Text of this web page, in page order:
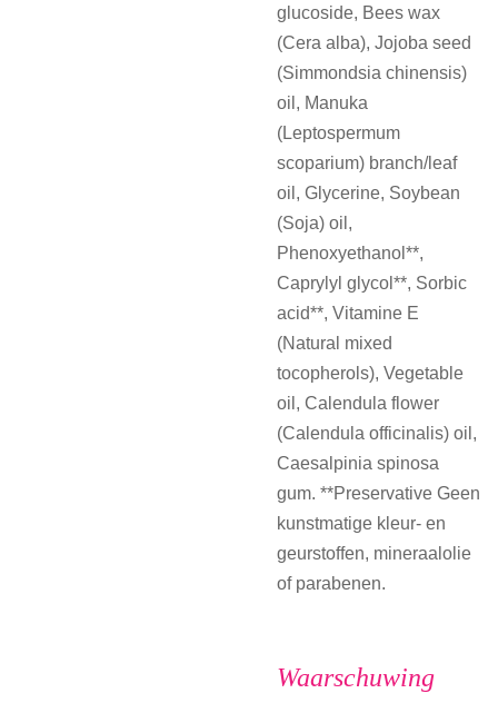
glucoside, Bees wax
(Cera alba), Jojoba seed
(Simmondsia chinensis)
oil, Manuka
(Leptospermum
scoparium) branch/leaf
oil, Glycerine, Soybean
(Soja) oil,
Phenoxyethanol**,
Caprylyl glycol**, Sorbic
acid**, Vitamine E
(Natural mixed
tocopherols), Vegetable
oil, Calendula flower
(Calendula officinalis) oil,
Caesalpinia spinosa
gum. **Preservative Geen
kunstmatige kleur- en
geurstoffen, mineraalolie
of parabenen.
Waarschuwing